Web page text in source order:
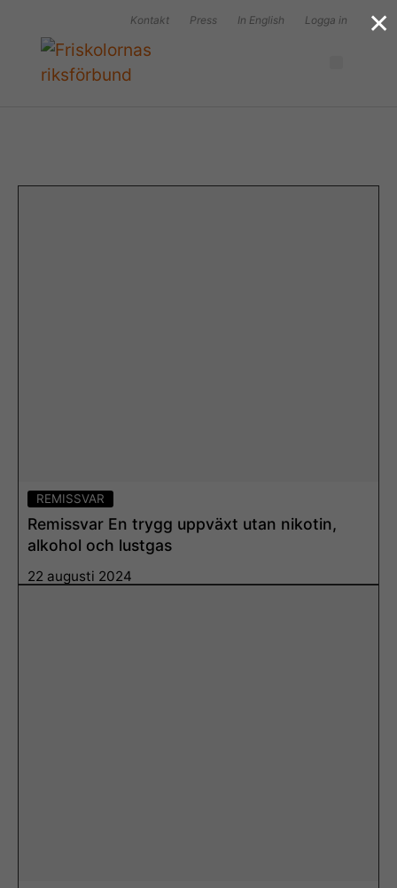
Kontakt Press In English Logga in
REMISSVAR
Remissvar En trygg uppväxt utan nikotin,
alkohol och lustgas
22 augusti 2024
×